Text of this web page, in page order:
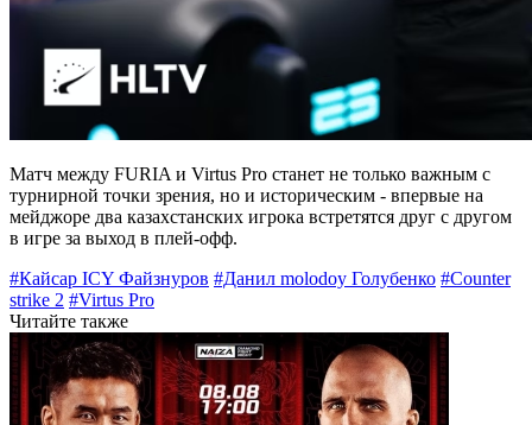
Матч между FURIA и Virtus Pro станет не только важным с
турнирной точки зрения, но и историческим - впервые на
мейджоре два казахстанских игрока встретятся друг с другом
в игре за выход в плей-офф.
#Кайсар ICY Файзнуров #Данил molodoy Голубенко #Counter
strike 2 #Virtus Pro
Читайте также